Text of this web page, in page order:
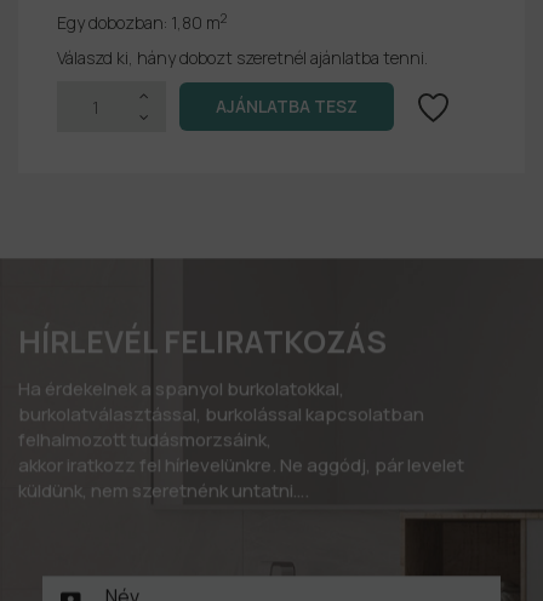
Egy dobozban: 1,80 m2
Válaszd ki, hány dobozt szeretnél ajánlatba tenni.
HÍRLEVÉL FELIRATKOZÁS
Ha érdekelnek a spanyol burkolatokkal,
burkolatválasztással, burkolással kapcsolatban
felhalmozott tudásmorzsáink,
akkor iratkozz fel hírlevelünkre. Ne aggódj, pár levelet
küldünk, nem szeretnénk untatni….